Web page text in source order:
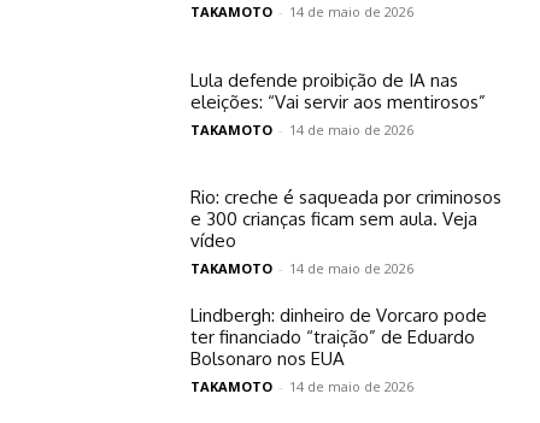
TAKAMOTO - 14 de maio de 2026
Lula defende proibição de IA nas
eleições: “Vai servir aos mentirosos”
TAKAMOTO - 14 de maio de 2026
Rio: creche é saqueada por criminosos
e 300 crianças ficam sem aula. Veja
vídeo
TAKAMOTO - 14 de maio de 2026
Lindbergh: dinheiro de Vorcaro pode
ter financiado “traição” de Eduardo
Bolsonaro nos EUA
TAKAMOTO - 14 de maio de 2026